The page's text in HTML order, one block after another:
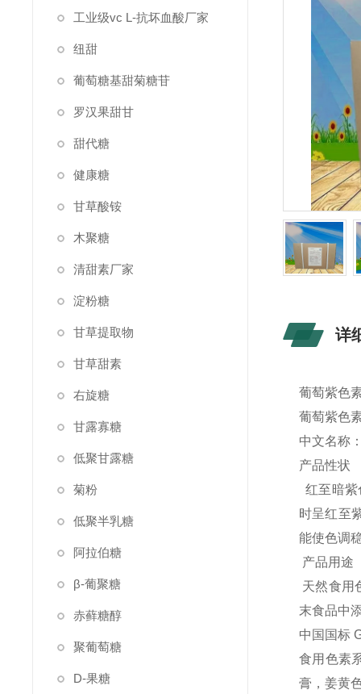
工业级vc L-抗坏血酸厂家
纽甜
葡萄糖基甜菊糖苷
罗汉果甜甘
甜代糖
健康糖
甘草酸铵
木聚糖
清甜素厂家
淀粉糖
甘草提取物
甘草甜素
右旋糖
甘露寡糖
低聚甘露糖
菊粉
低聚半乳糖
阿拉伯糖
β-葡聚糖
赤藓糖醇
聚葡萄糖
D-果糖
详
葡萄紫色
葡萄紫色
中文名称
产品性状
红至暗紫
时呈红至
能使色调
产品用途
天然食用
末食品中
中国国标
食用色素
膏，姜黄